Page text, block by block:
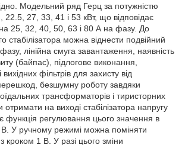
Модельний ряд Герц за потужністю
27, 33, 41 і 53 кВт, що відповідає
25, 32, 40, 50, 63 і 80 А на фазу. До
стабілізатора можна віднести подвійний
лінійна смуга завантаження, наявність
(байпас), підлогове виконання,
вихідних фільтрів для захисту від
безшумну роботу завдяки
трансформаторів і тиристорних
отримати на виході стабілізатора напругу
функція регулювання цього значення в
В. У ручному режимі можна поміняти
кроком 1 В. У разі цього зміни